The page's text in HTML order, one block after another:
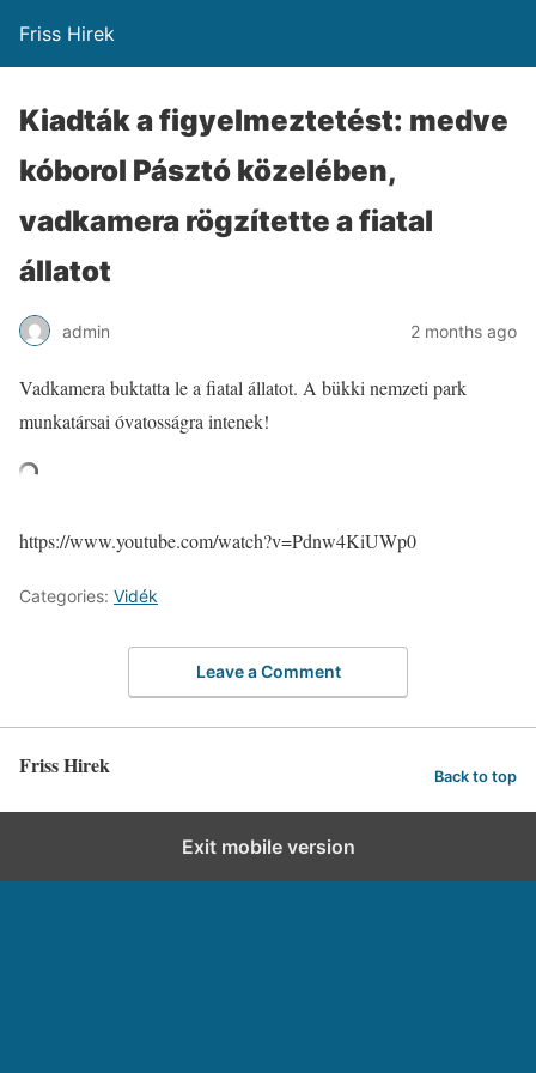
Friss Hirek
Kiadták a figyelmeztetést: medve
kóborol Pásztó közelében,
vadkamera rögzítette a fiatal
állatot
admin 2 months ago
Vadkamera buktatta le a fiatal állatot. A bükki nemzeti park
munkatársai óvatosságra intenek!
https://www.youtube.com/watch?v=Pdnw4KiUWp0
Categories: Vidék
Leave a Comment
Friss Hirek Back to top
Exit mobile version